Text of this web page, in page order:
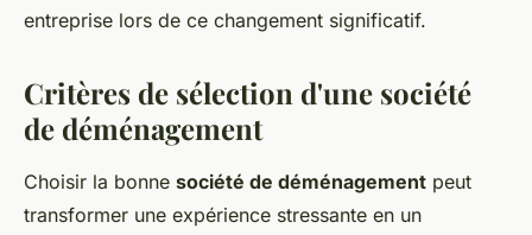
entreprise lors de ce changement significatif.
Critères de sélection d'une société
de déménagement
Choisir la bonne société de déménagement peut
transformer une expérience stressante en un